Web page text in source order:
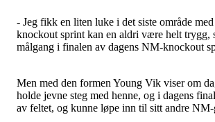
- Jeg fikk en liten luke i det siste område
knockout sprint kan en aldri være helt trygg,
målgang i finalen av dagens NM-knockout
Men med den formen Young Vik viser om
holde jevne steg med henne, og i dagens
av feltet, og kunne løpe inn til sitt andre